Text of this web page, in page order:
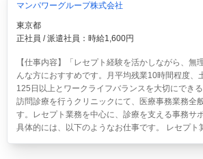
マンパワーグループ株式会社
東京都
正社員 / 派遣社員：時給1,600円
【仕事内容】「レセプト経験を活かしながら、無
んな方におすすめです。月平均残業10時間程度、
125日以上とワークライフバランスを大切にでき
訪問診療を行うクリニックにて、医療事務業務全
す。レセプト業務を中心に、診療を支える事務サ
具体的には、以下のようなお仕事です。 レセプト